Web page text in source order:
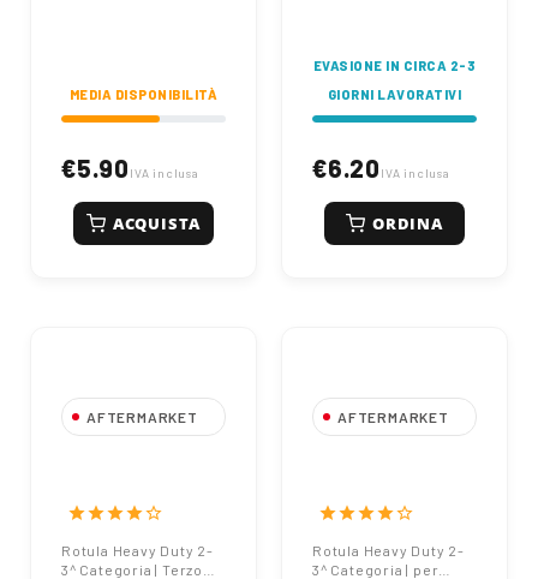
MEDIA DISPONIBILITÀ
€5.90 IVA inclusa
ACQUISTA
EVASIONE IN CIRCA 2-3
GIORNI LAVORATIVI
€6.20 IVA inclusa
ORDINA
AFTERMARKET
Categoria | 3°
starstarstarstarstar_border
Rotula Heavy Duty 2-
3^ Categoria | Terzo
AFTERMARKET
Categoria | Bracci
starstarstarstarstar_border
Rotula Heavy Duty 2-
3^ Categoria | per